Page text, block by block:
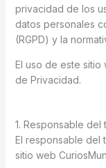
privacidad de los
datos personales
(RGPD) y la
El uso de este sitio
de Privacidad.
1. Responsable del
El responsable del
sitio web